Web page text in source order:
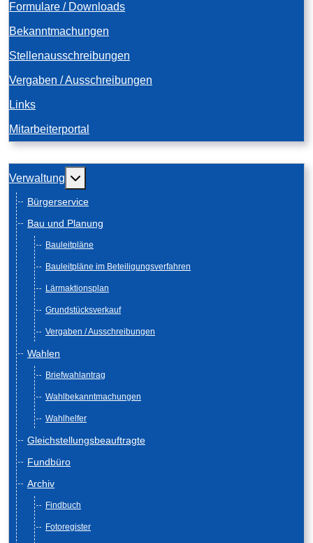
Formulare / Downloads
Bekanntmachungen
Stellenausschreibungen
Vergaben / Ausschreibungen
Links
Mitarbeiterportal
Verwaltung Weitere Informationen: Verwaltung
Bürgerservice
Bau und Planung
Bauleitpläne
Bauleitpläne im Beteiligungsverfahren
Lärmaktionsplan
Grundstücksverkauf
Vergaben / Ausschreibungen
Wahlen
Briefwahlantrag
Wahlbekanntmachungen
Wahlhelfer
Gleichstellungsbeauftragte
Fundbüro
Archiv
Findbuch
Fotoregister